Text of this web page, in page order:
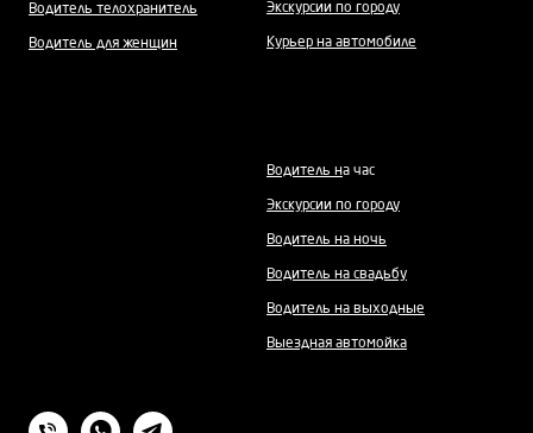
Водитель телохранитель
Водитель для женщин
Экскурсии по городу
Курьер на автомобиле
Водитель на час
Экскурсии по городу
Водитель на ночь
Водитель на свадьбу
Водитель на выходные
Выездная автомойка